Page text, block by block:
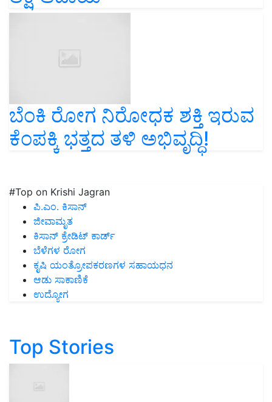
ಬೆಂಕಿ ರೋಗ ನಿರೋಧಕ ಶಕ್ತಿ ಇರುವ
ಕೆಂಪಕ್ಕಿ ಭತ್ತದ ತಳಿ ಅಭಿವೃದ್ಧಿ!
#Top on Krishi Jagran
ಪಿ.ಎಂ. ಕಿಸಾನ್
ಜೀವಾಮೃತ
ಕಿಸಾನ್ ಕ್ರೇಡಿಟ್ ಕಾರ್ಡ್
ಬೆಳೆಗಳ ರೋಗ
ಕೃಷಿ ಯಂತ್ರೋಪಕರಣಗಳ ಸಹಾಯಧನ
ಆಡು ಸಾಕಾಣಿಕೆ
ಉದ್ಯೋಗ
Top Stories